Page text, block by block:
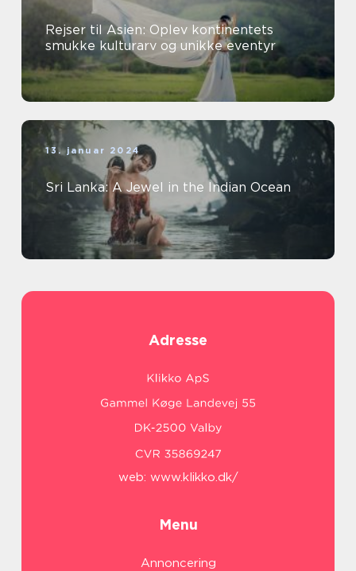
Rejser til Asien: Oplev kontinentets
smukke kulturarv og unikke eventyr
13. januar 2024
Sri Lanka: A Jewel in the Indian Ocean
Adresse
web: www.klikko.dk/
Menu
Annoncering